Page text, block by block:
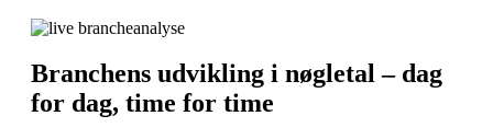
Branchens udvikling i nøgletal – dag
for dag, time for time